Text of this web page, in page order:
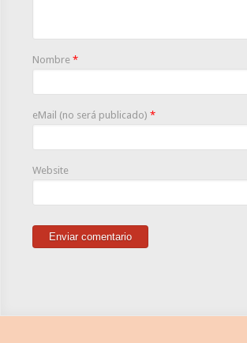
Nombre *
eMail (no será publicado) *
Website